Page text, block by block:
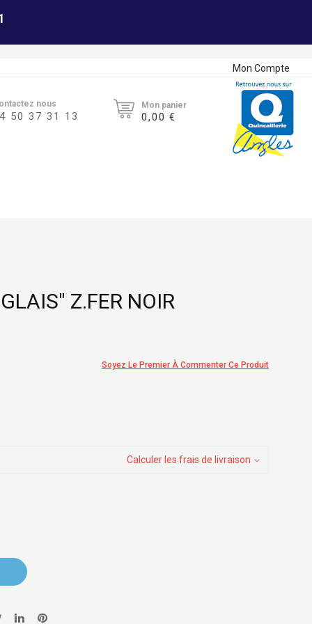
Mon Compte
nous
50 37 31 13
Mon panier
0,00 €
Z.FER NOIR
Soyez Le Premier À Commenter Ce Produit
Calculer les frais de livraison